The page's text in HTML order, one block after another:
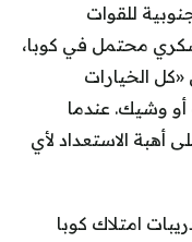
للقوات
محتمل في كوبا،
الخيارات
وشيك. عندما
أهبة الاستعداد لأي
امتلاك كوبا